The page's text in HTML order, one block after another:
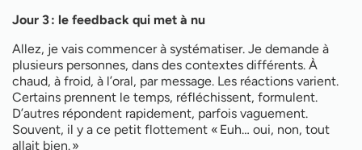
Jour 3 : le feedback qui met à nu
Allez, je vais commencer à systématiser. Je demande à
plusieurs personnes, dans des contextes différents. À
chaud, à froid, à l’oral, par message. Les réactions varient.
Certains prennent le temps, réfléchissent, formulent.
D’autres répondent rapidement, parfois vaguement.
Souvent, il y a ce petit flottement « Euh… oui, non, tout
allait bien. »